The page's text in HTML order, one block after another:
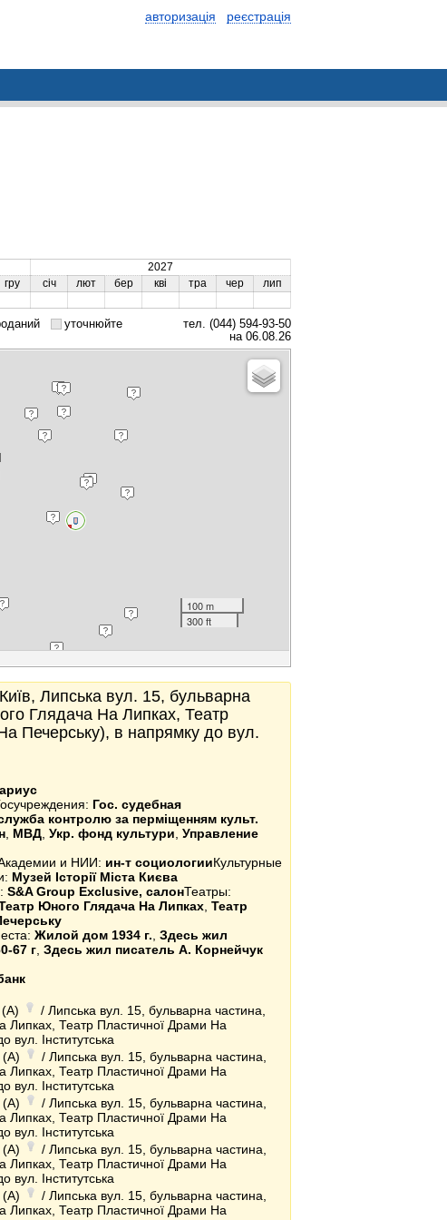
авторизація реєстрація
2027
гру січ лют бер кві тра чер лип
уточнюйте
тел. (044) 594-93-50
на 06.08.26
100 m
300 ft
Липська вул. 15, бульварна
Глядача На Липках, Театр
Печерську), в напрямку до вул.
Гос. судебная
контролю за пермiщенням культ.
МВД Укр. фонд культури Управление
Академии и НИИ: ин-т социологииКультурные
Музей Історії Міста Києва
S&A Group Exclusive, салонТеатры:
Юного Глядача На Липках Театр
Жилой дом 1934 г. Здесь жил
67 г Здесь жил писатель А. Корнейчук
/ Липська вул. 15, бульварна частина,
Липках, Театр Пластичної Драми На
вул. Інститутська
/ Липська вул. 15, бульварна частина,
Липках, Театр Пластичної Драми На
вул. Інститутська
/ Липська вул. 15, бульварна частина,
Липках, Театр Пластичної Драми На
вул. Інститутська
/ Липська вул. 15, бульварна частина,
Липках, Театр Пластичної Драми На
вул. Інститутська
/ Липська вул. 15, бульварна частина,
Липках, Театр Пластичної Драми На